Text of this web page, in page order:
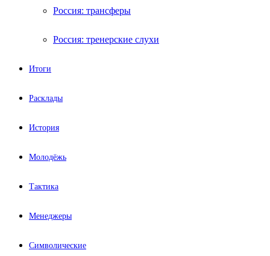
Россия: трансферы
Россия: тренерские слухи
Итоги
Расклады
История
Молодёжь
Тактика
Менеджеры
Символические